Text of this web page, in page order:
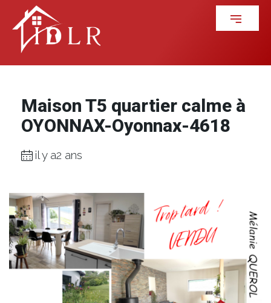
Maison T5 quartier calme à
OYONNAX-Oyonnax-4618
il y a2 ans